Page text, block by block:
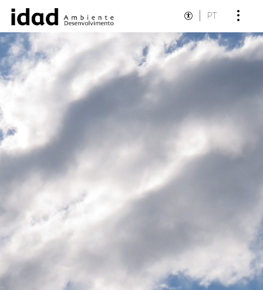
PT
Destaques Institucionais